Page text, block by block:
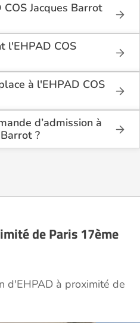
Jacques Barrot
est une maison de
hébergement
, située à Paris
l'EHPAD COS
est situé 16 rue
(75017), à Paris
à l'EHPAD COS
propose des
à partir de 2 790€
d’admission à
?
via le formulaire
administratives
de Paris 17ème
d'EHPAD à proximité de